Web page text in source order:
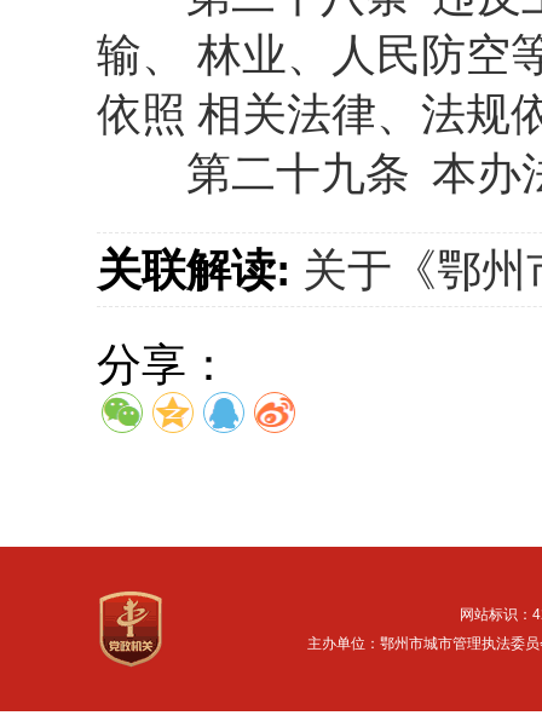
输、 林业、人民防空
依照 相关法律、法规
第二十九条 本办法
关联解读: 关于《鄂
分享：
网站标识：
主办单位：鄂州市城市管理执法委